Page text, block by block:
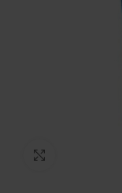
Kliknij, aby